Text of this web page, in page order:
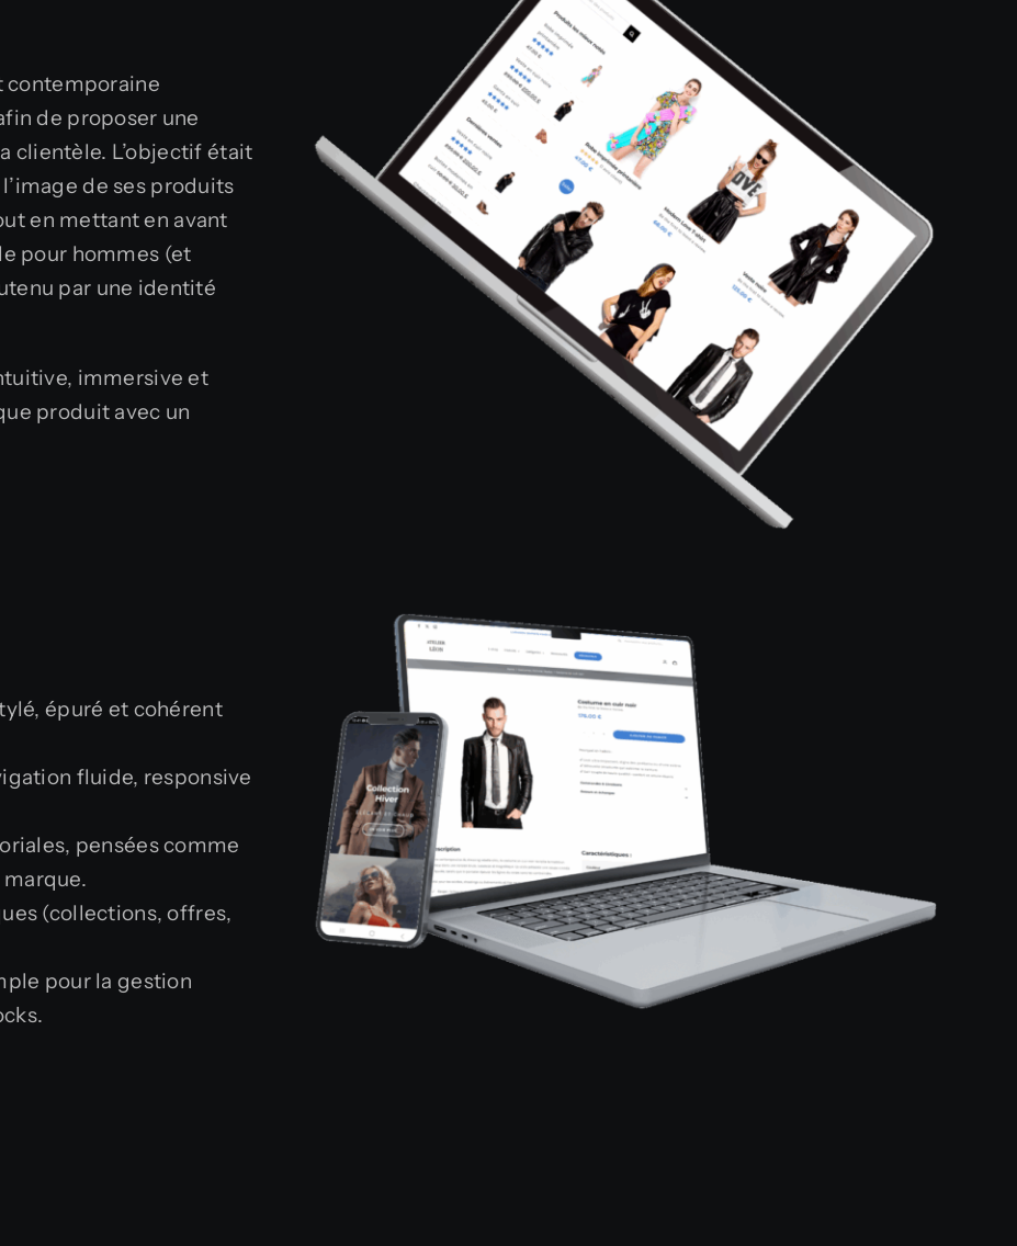
contemporaine
de proposer une
clientèle. L’objectif était
de ses produits
en mettant en avant
pour hommes (et
par une identité
immersive et
produit avec un
épuré et cohérent
fluide, responsive
pensées comme
(collections, offres,
pour la gestion